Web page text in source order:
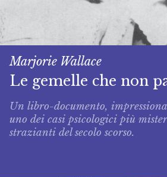
Marjorie Wallace
Le gemelle che non
Un libro-­documento,
uno dei casi psicologici più
strazianti del secolo scorso.